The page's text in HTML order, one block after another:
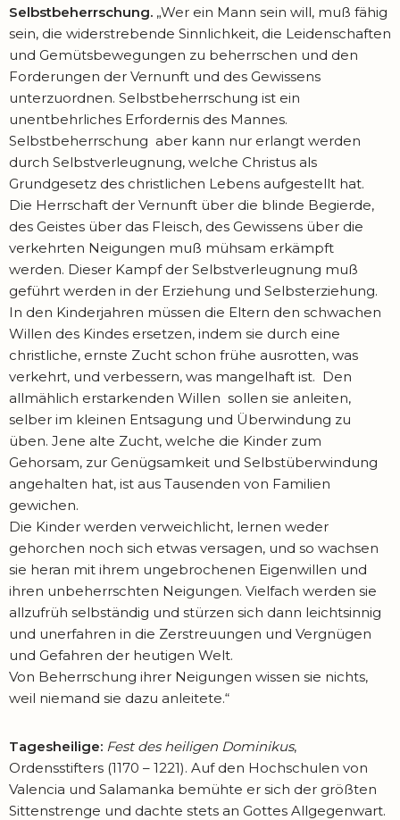
Selbstbeherrschung. „Wer ein Mann sein will, muß fähig
sein, die widerstrebende Sinnlichkeit, die Leidenschaften
und Gemütsbewegungen zu beherrschen und den
Forderungen der Vernunft und des Gewissens
unterzuordnen. Selbstbeherrschung ist ein
unentbehrliches Erfordernis des Mannes.
Selbstbeherrschung aber kann nur erlangt werden
durch Selbstverleugnung, welche Christus als
Grundgesetz des christlichen Lebens aufgestellt hat.
Die Herrschaft der Vernunft über die blinde Begierde,
des Geistes über das Fleisch, des Gewissens über die
verkehrten Neigungen muß mühsam erkämpft
werden. Dieser Kampf der Selbstverleugnung muß
geführt werden in der Erziehung und Selbsterziehung.
In den Kinderjahren müssen die Eltern den schwachen
Willen des Kindes ersetzen, indem sie durch eine
christliche, ernste Zucht schon frühe ausrotten, was
verkehrt, und verbessern, was mangelhaft ist. Den
allmählich erstarkenden Willen sollen sie anleiten,
selber im kleinen Entsagung und Überwindung zu
üben. Jene alte Zucht, welche die Kinder zum
Gehorsam, zur Genügsamkeit und Selbstüberwindung
angehalten hat, ist aus Tausenden von Familien
gewichen.
Die Kinder werden verweichlicht, lernen weder
gehorchen noch sich etwas versagen, und so wachsen
sie heran mit ihrem ungebrochenen Eigenwillen und
ihren unbeherrschten Neigungen. Vielfach werden sie
allzufrüh selbständig und stürzen sich dann leichtsinnig
und unerfahren in die Zerstreuungen und Vergnügen
und Gefahren der heutigen Welt.
Von Beherrschung ihrer Neigungen wissen sie nichts,
weil niemand sie dazu anleitete.“
Tagesheilige: Fest des heiligen Dominikus,
Ordensstifters (1170 – 1221). Auf den Hochschulen von
Valencia und Salamanka bemühte er sich der größten
Sittenstrenge und dachte stets an Gottes Allgegenwart.